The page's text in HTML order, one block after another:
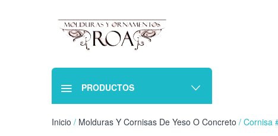
PRODUCTOS
Inicio / Molduras Y Cornisas De Yeso O Concreto / Cornisa